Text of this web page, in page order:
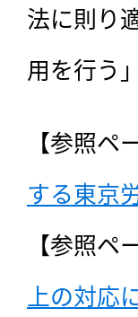
法に則り
用を行う
【参照ペ
する東京
【参照ペ
上の対応